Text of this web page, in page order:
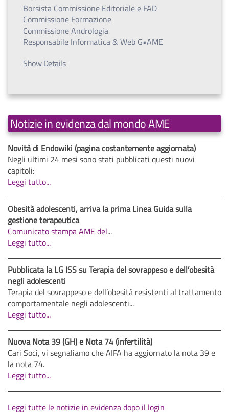
Borsista Commissione Editoriale e FAD
Commissione Formazione
Commissione Andrologia
Responsabile Informatica & Web G•AME
Show Details
Notizie in evidenza dal mondo AME
Novità di Endowiki (pagina costantemente aggiornata)
Negli ultimi 24 mesi sono stati pubblicati questi nuovi
capitoli:
Leggi tutto...
Obesità adolescenti, arriva la prima Linea Guida sulla
gestione terapeutica
Comunicato stampa AME del...
Leggi tutto...
Pubblicata la LG ISS su Terapia del sovrappeso e dell’obesità
negli adolescenti
Terapia del sovrappeso e dell’obesità resistenti al trattamento
comportamentale negli adolescenti...
Leggi tutto...
Nuova Nota 39 (GH) e Nota 74 (infertilità)
Cari Soci, vi segnaliamo che AIFA ha aggiornato la nota 39 e
la nota 74.
Leggi tutto...
Leggi tutte le notizie in evidenza dopo il login